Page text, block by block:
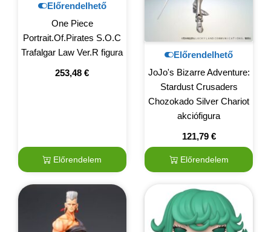
Előrendelhető
One Piece
Portrait.Of.Pirates S.O.C
Trafalgar Law Ver.R figura
253,48€
Előrendelem
Előrendelhető
JoJo's Bizarre Adventure:
Stardust Crusaders
Chozokado Silver Chariot
akciófigura
121,79 €
Előrendelem